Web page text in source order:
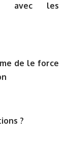
avec les
de le force
?